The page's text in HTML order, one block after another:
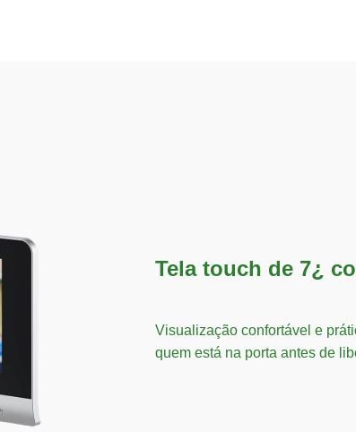
Tela touch de 7¿
Visualização confortável e
quem está na porta antes de